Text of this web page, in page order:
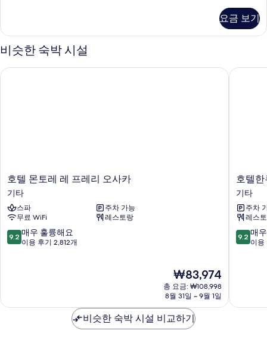
모
두
보
연
(Compact,
Shower
Only)
자
요금 보기
비슷한 숙박 시설
호
텔
몬
토
레
레
프
기
호텔 몬토레 레 프레리 오사카
기타
스파
주차 가능
무료 WiFi
레스토랑
10
점
매
9.2 매우 훌륭해요
이용 후기 2,812개
현
재
요
₩83,974
₩83,974
총 요금: ₩108,998
8월 31일 ~ 9월 1일
호텔 몬토레 레 프레리 오사카
호
텔
한
큐
레
스
파
기
호텔
기타
주차
레스
10
점
매
9.2 매
이용
호텔한
비슷한 숙박 시설 비교하기